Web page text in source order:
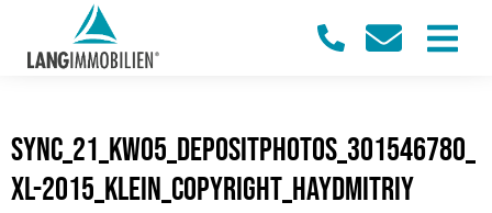
sync_21_KW05_Depositphotos_301546780_
xl-2015_klein_Copyright_HayDmitriy